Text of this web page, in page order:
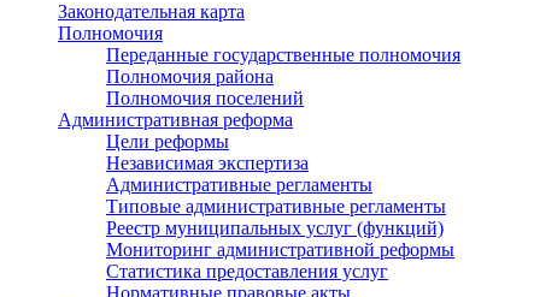
Законодательная карта
Полномочия
Переданные государственные полномочия
Полномочия района
Полномочия поселений
Административная реформа
Цели реформы
Независимая экспертиза
Административные регламенты
Типовые административные регламенты
Реестр муниципальных услуг (функций)
Мониторинг административной реформы
Статистика предоставления услуг
Нормативные правовые акты